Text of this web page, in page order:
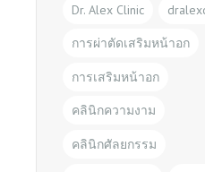
Dr. Alex Clinic
การผ่าตัดเสริมหน้าอก
การเสริมหน้าอก
คลินิกความงาม
คลินิกศัลยกรรม